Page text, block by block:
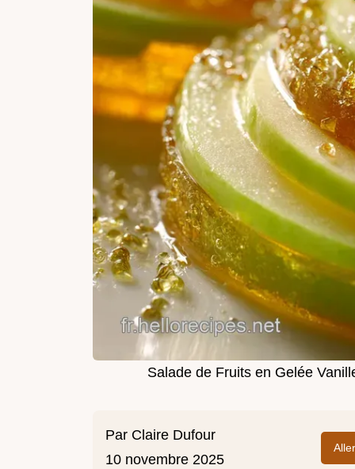
Salade de Fruits en Gelée
Par Claire Dufour
10 novembre 2025